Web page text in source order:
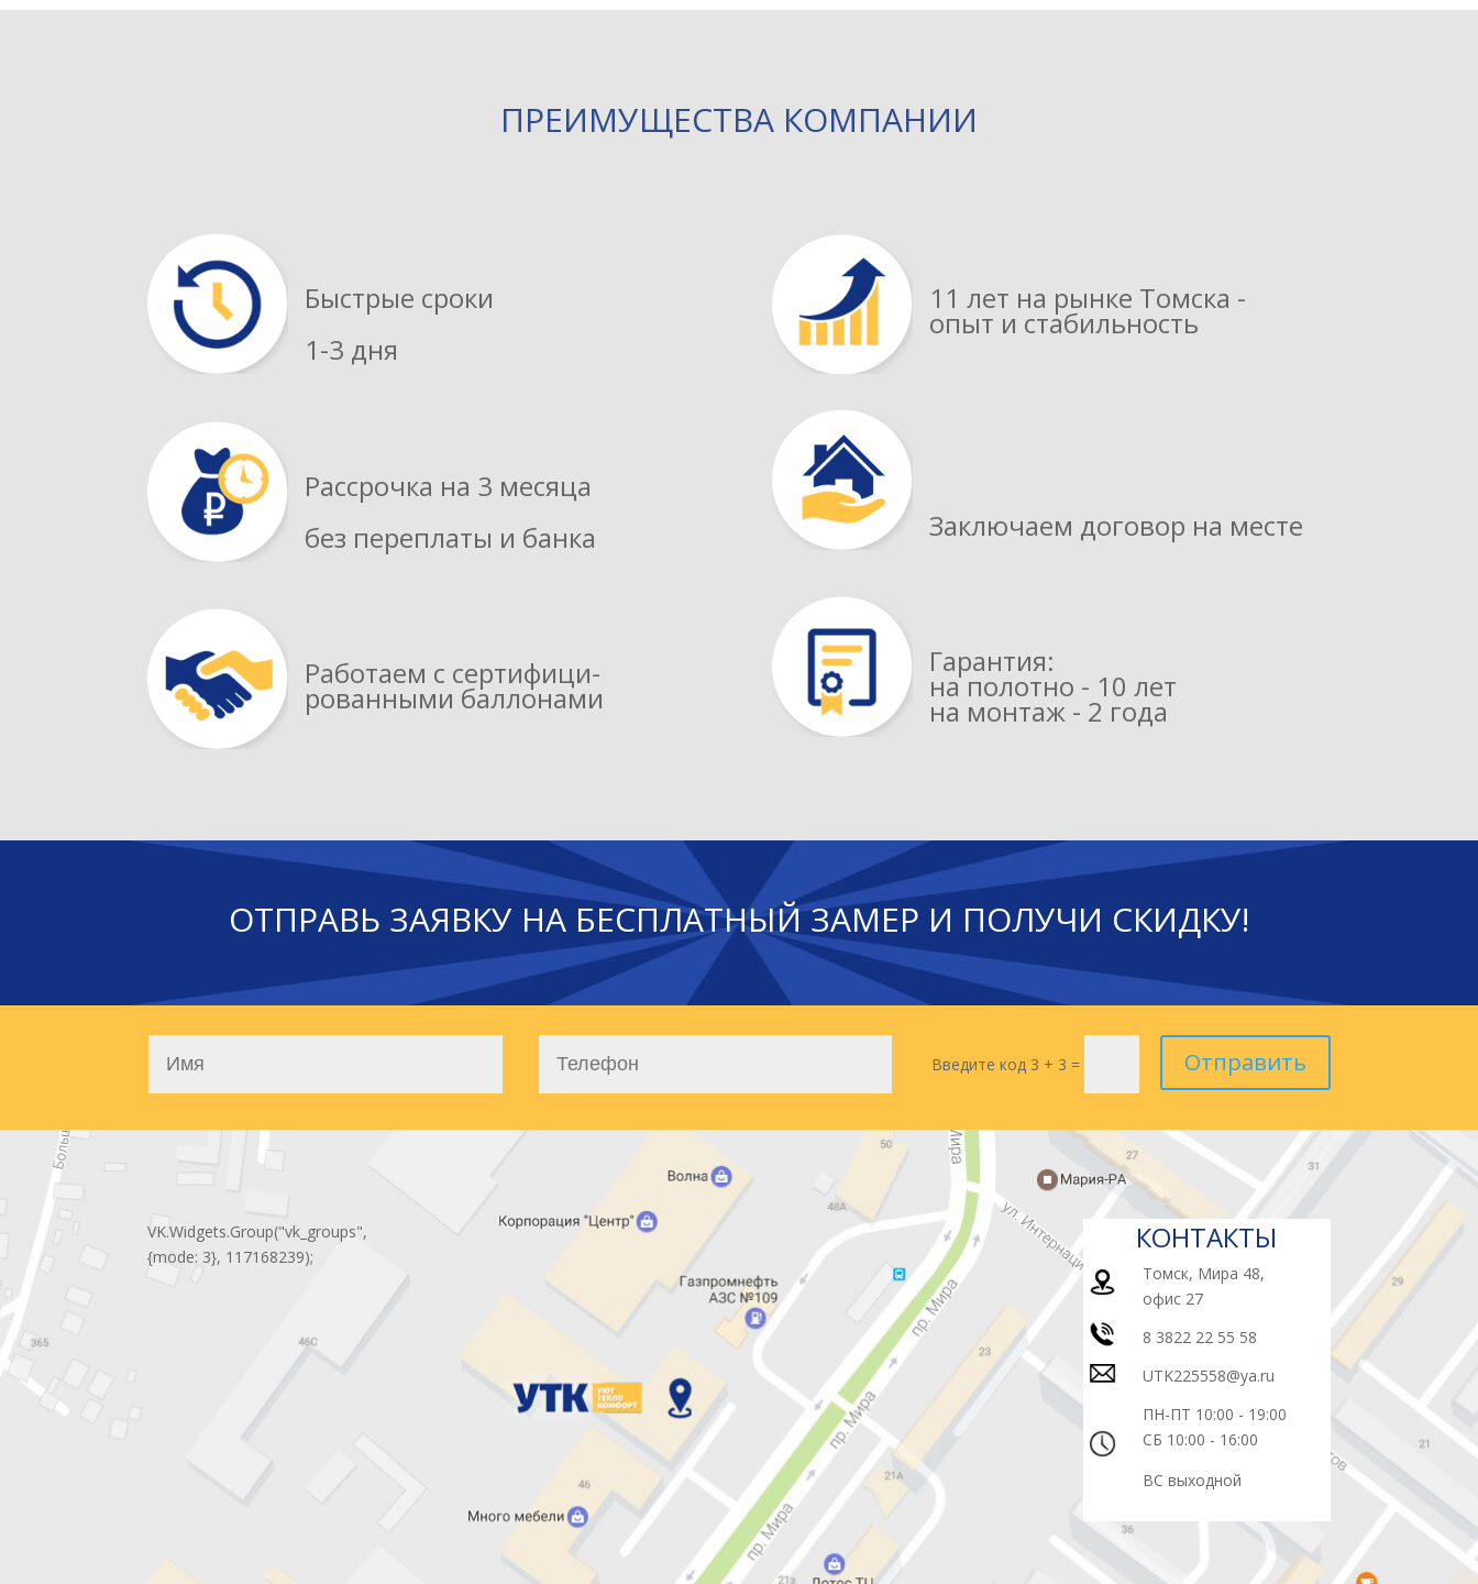
ПРЕИМУЩЕСТВА КОМПАНИИ
Быстрые сроки
1-3 дня
Рассрочка на 3 месяца
без переплаты и банка
Работаем с сертифици­
рованными баллонами
11 лет на рынке Томска -
опыт и стаби­льность
Заключаем договор на месте
Гарантия:
на полотно - 10 лет
на монтаж - 2 года
ОТПРАВЬ ЗАЯВКУ НА БЕСПЛАТНЫЙ ЗАМЕР И ПОЛУЧИ СКИДКУ!
Введите код 3 + 3 = Отправить
VK.Widgets.Group("vk_groups",
{mode: 3}, 117168239);
КОНТАКТЫ
Томск, Мира 48,
офис 27
8 3822 22 55 58
UTK225558@ya.ru
ПН-ПТ 10:00 - 19:00
СБ 10:00 - 16:00
ВС выходной